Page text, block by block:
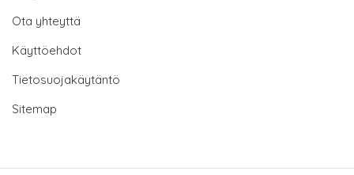
Ota yhteyttä
Käyttöehdot
Tietosuojakäytäntö
Sitemap